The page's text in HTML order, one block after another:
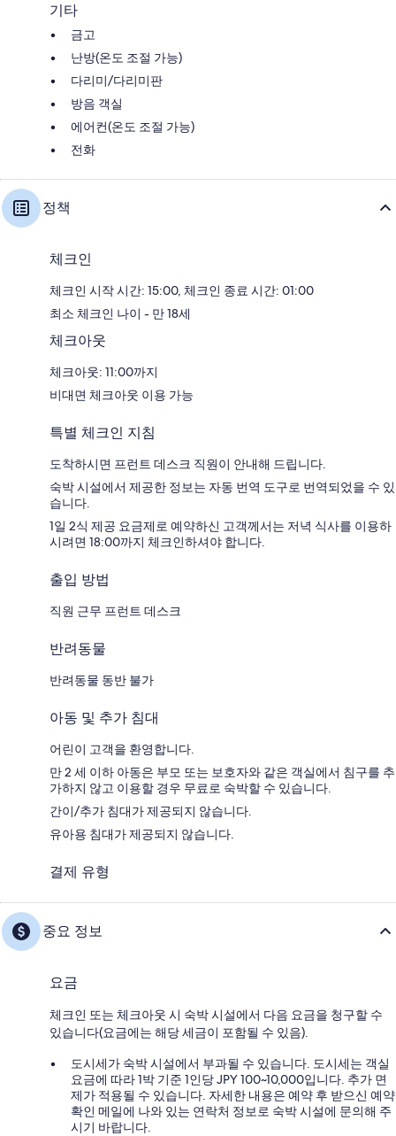
기타
금고
난방(온도 조절 가능)
다리미/다리미판
방음 객실
에어컨(온도 조절 가능)
전화
정책
체크인
체크인 시작 시간: 15:00, 체크인 종료 시간: 01:00
최소 체크인 나이 - 만 18세
체크아웃
체크아웃: 11:00까지
비대면 체크아웃 이용 가능
특별 체크인 지침
도착하시면 프런트 데스크 직원이 안내해 드립니다.
숙박 시설에서 제공한 정보는 자동 번역 도구로 번역되었을 수 있
습니다.
1일 2식 제공 요금제로 예약하신 고객께서는 저녁 식사를 이용하
시려면 18:00까지 체크인하셔야 합니다.
출입 방법
직원 근무 프런트 데스크
반려동물
반려동물 동반 불가
아동 및 추가 침대
어린이 고객을 환영합니다.
만 2 세 이하 아동은 부모 또는 보호자와 같은 객실에서 침구를 추
가하지 않고 이용할 경우 무료로 숙박할 수 있습니다.
간이/추가 침대가 제공되지 않습니다.
유아용 침대가 제공되지 않습니다.
결제 유형
중요 정보
요금
체크인 또는 체크아웃 시 숙박 시설에서 다음 요금을 청구할 수
있습니다(요금에는 해당 세금이 포함될 수 있음).
도시세가 숙박 시설에서 부과될 수 있습니다. 도시세는 객실
요금에 따라 1박 기준 1인당 JPY 100~10,000입니다. 추가 면
제가 적용될 수 있습니다. 자세한 내용은 예약 후 받으신 예약
확인 메일에 나와 있는 연락처 정보로 숙박 시설에 문의해 주
시기 바랍니다.